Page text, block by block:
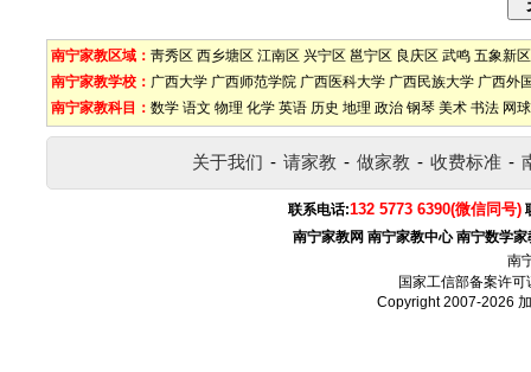
南宁家教区域： 靑秀区 西乡塘区 江南区 兴宁区 邕宁区 良庆区 武鸣 五象新区
南宁家教学校： 广西大学 广西师范学院 广西医科大学 广西民族大学 广西外
南宁家教科目： 数学 语文 物理 化学 英语 历史 地理 政治 钢琴 美术 书法 网球
关于我们 - 请家教 - 做家教 - 收费标准 -
联系电话:132 5773 6390(微信同号)
南宁家教网 南宁家教中心 南宁数学家
南
国家工信部备案许可
Copyright 2007-2026